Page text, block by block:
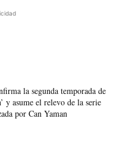
la segunda temporada de
y asume el relevo de la serie
por Can Yaman